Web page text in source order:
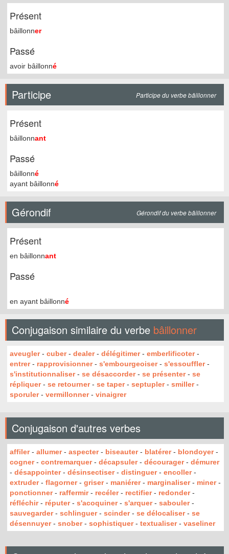
Présent
bâillonner
Passé
avoir bâillonné
Participe Participe du verbe bâillonner
Présent
bâillonnant
Passé
bâillonné
ayant bâillonné
Gérondif Gérondif du verbe bâillonner
Présent
en bâillonnant
Passé
en ayant bâillonné
Conjugaison similaire du verbe bâillonner
aveugler- cuber- dealer- délégitimer- emberlificoter-
entrer- rapprovisionner- s'embourgeoiser- s'essouffler-
s'institutionnaliser- se désaccorder- se présenter- se
répliquer- se retourner- se taper- septupler- smiller-
sporuler- vermillonner- vinaigrer
Conjugaison d'autres verbes
affiler- allumer- aspecter- biseauter- blatérer- blondoyer-
cogner- contremarquer- décapsuler- décourager- démurer
- désappointer- désinsectiser- distinguer- encoller-
extruder- flagorner- griser- maniérer- marginaliser- miner-
ponctionner- raffermir- recéler- rectifier- redonder-
réfléchir- réputer- s'acoquiner- s'arquer- sabouler-
sauvegarder- schlinguer- scinder- se délocaliser- se
désennuyer- snober- sophistiquer- textualiser- vaseliner